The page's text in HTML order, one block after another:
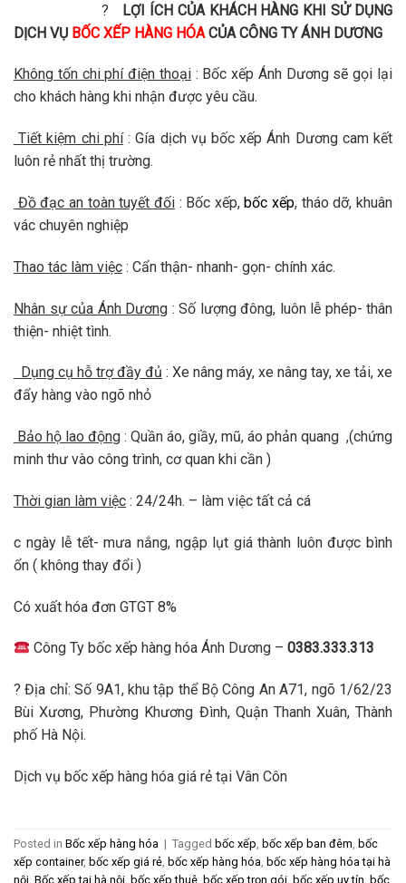
?
LỢI ÍCH CỦA KHÁCH HÀNG KHI SỬ DỤNG
DỊCH VỤ BỐC XẾP HÀNG HÓA CỦA CÔNG TY ÁNH DƯƠNG
Không tốn chi phí điện thoại: Bốc xếp Ánh Dương sẽ gọi lại
cho khách hàng khi nhận được yêu cầu.
Tiết kiệm chi phí: Gía dịch vụ bốc xếp Ánh Dương cam kết
luôn rẻ nhất thị trường.
Đồ đạc an toàn tuyết đối: Bốc xếp,bốc xếp, tháo dỡ, khuân
vác chuyên nghiệp
Thao tác làm việc : Cẩn thận- nhanh- gọn- chính xác.
Nhân sự của Ánh Dương : Số lượng đông, luôn lễ phép- thân
thiện- nhiệt tình.
Dụng cụ hỗ trợ đầy đủ : Xe nâng máy, xe nâng tay, xe tải, xe
đẩy hàng vào ngõ nhỏ
Bảo hộ lao động : Quần áo, giầy, mũ, áo phản quang ,(chứng
minh thư vào công trình, cơ quan khi cần )
Thời gian làm việc : 24/24h. – làm việc tất cả cá
c ngày lễ tết- mưa nắng, ngập lụt giá thành luôn được bình
ổn ( không thay đổi )
Có xuất hóa đơn GTGT 8%
Công Ty bốc xếp hàng hóa Ánh Dương –0383.333.313
? Địa chỉ: Số 9A1, khu tập thể Bộ Công An A71, ngõ 1/62/23
Bùi Xương, Phường Khương Đình, Quận Thanh Xuân, Thành
phố Hà Nội.
Dịch vụ bốc xếp hàng hóa giá rẻ tại Vân Côn
Posted in Bốc xếp hàng hóa | Tagged bốc xếp, bốc xếp ban đêm, bốc
xếp container, bốc xếp giá rẻ, bốc xếp hàng hóa, bốc xếp hàng hóa tại hà
nội, Bốc xếp tại hà nội, bốc xếp thuê, bốc xếp trọn gói, bốc xếp uy tín, bốc